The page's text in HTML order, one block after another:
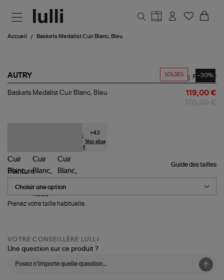
Accueil Baskets Medalist Cuir Blanc, Bleu
SOLDES -30%
AUTRY
Baskets
Partager
Baskets Medalist Cuir Blanc, Bleu 119,00 €
+43
Voir plus
Guide des tailles
Pointure
Prenez votre taille habituelle.
VOTRE CONSEILLÈRE LULLI
Une question sur ce produit ?